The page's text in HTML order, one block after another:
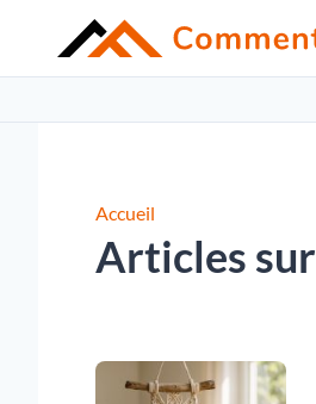
Accueil
Articles